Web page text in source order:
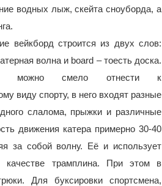
водных лыж, скейта сноуборда, а
вейкборд строится из двух слов:
волна и board – тоесть доска.
можно смело отнести к
виду спорту, в него входят разные
слалома, прыжки и различные
движения катера примерно 30-40
за собой волну. Её и использует
качестве трамплина. При этом в
Для буксировки спортсмена,